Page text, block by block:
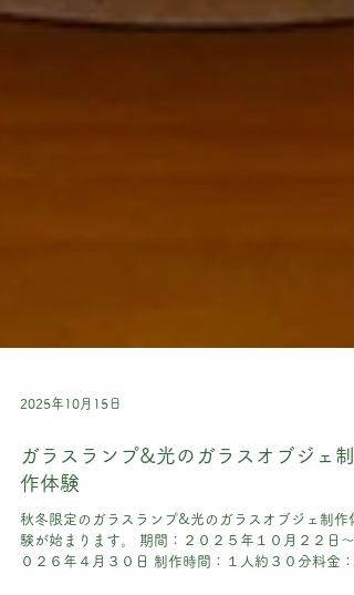
2025年10月15日
​ガラスランプ&​光のガラスオブジェ制
作体験
秋冬限定のガラスランプ&光のガラスオブジェ制作